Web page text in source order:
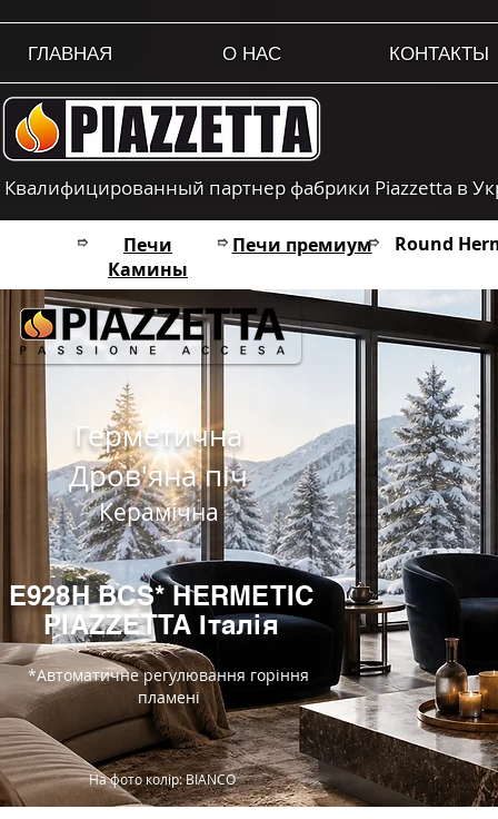
ГЛАВНАЯ О НАС КОНТАКТЫ
Квалифицированный партнер фабрики Piazzetta в
Печи
Камины
Печи премиум Round
➱
➱ ➱
Герметична
Дров'яна піч
Керамічна
E928H BCS* HERMETIC
PIAZZETTA Італія
*Автоматичне регулювання горіння
пламені
На фото колір: BIANCO